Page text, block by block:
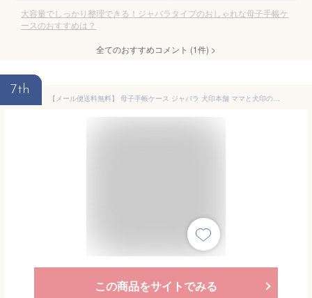
大容量でしっかり整理できる！ジャバラタイプのおしゃれな母子手帳ケ
ースのおすすめは？
全てのおすすめコメント (1件) >
7th
【メール便送料無料】 母子手帳ケース ジャバラ 犬印本舗 ママと犬印の共同開発 リバティ LIBERTY 大きめ 二人用 Lサイズ 母子手帳 ケース ジャバラ
この商品をサイトでみる